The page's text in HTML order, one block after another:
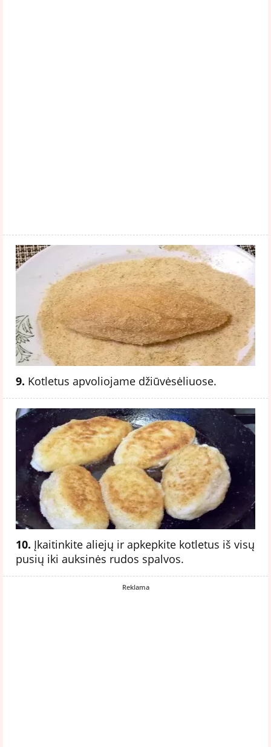
9. Kotletus apvoliojame džiūvėsėliuose.
10. Įkaitinkite aliejų ir apkepkite kotletus iš visų
pusių iki auksinės rudos spalvos.
Reklama